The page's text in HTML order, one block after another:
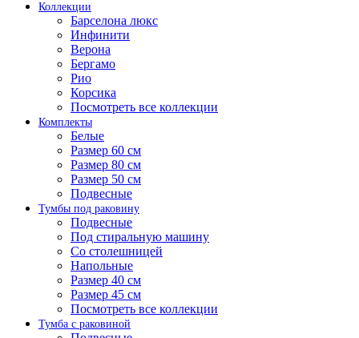
Коллекции
Барселона люкс
Инфинити
Верона
Бергамо
Рио
Корсика
Посмотреть все коллекции
Комплекты
Белые
Размер 60 см
Размер 80 см
Размер 50 см
Подвесные
Тумбы под раковину
Подвесные
Под стиральную машину
Со столешницей
Напольные
Размер 40 см
Размер 45 см
Посмотреть все коллекции
Тумба с раковиной